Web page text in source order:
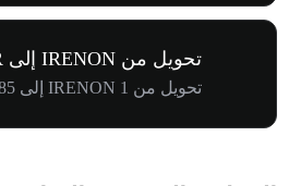
تحويل من IRENON إلى MYR
تحويل من 1 IRENON إلى RM172.85